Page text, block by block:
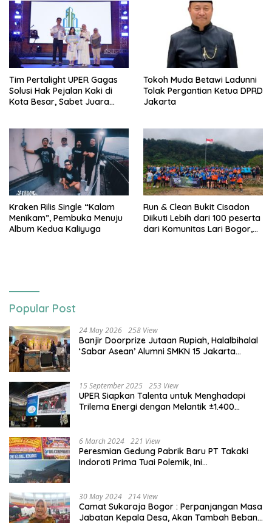
Tim Pertalight UPER Gagas
Solusi Hak Pejalan Kaki di
Kota Besar, Sabet Juara
Tokoh Muda Betawi Ladunni
Tolak Pergantian Ketua DPRD
Jakarta
Kraken Rilis Single “Kalam
Menikam”, Pembuka Menuju
Album Kedua Kaliyuga
Run & Clean Bukit Cisadon
Diikuti Lebih dari 100 peserta
dari Komunitas Lari Bogor,
Popular Post
24 May 2026 258 View
Banjir Doorprize Jutaan Rupiah, Halalbihalal
‘Sabar Asean’ Alumni SMKN 15 Jakarta
15 September 2025 253 View
UPER Siapkan Talenta untuk Menghadapi
Trilema Energi dengan Melantik ±1.400
6 March 2024 221 View
Peresmian Gedung Pabrik Baru PT Takaki
Indoroti Prima Tuai Polemik, Ini
30 May 2024 214 View
Camat Sukaraja Bogor : Perpanjangan Masa
Jabatan Kepala Desa, Akan Tambah Beban